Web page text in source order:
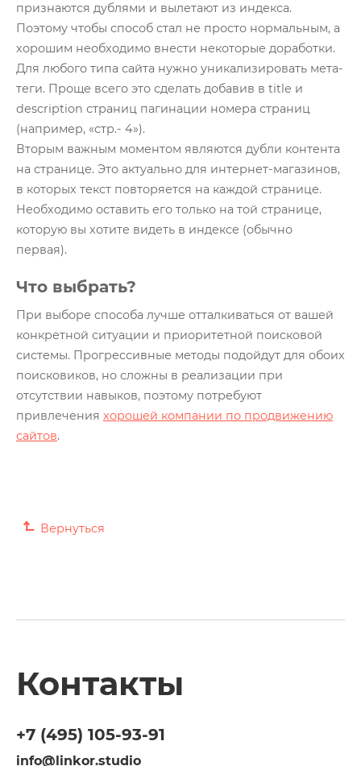
признаются дублями и вылетают из индекса.
Поэтому чтобы способ стал не просто нормальным, а
хорошим необходимо внести некоторые доработки.
Для любого типа сайта нужно уникализировать мета-
теги. Проще всего это сделать добавив в title и
description страниц пагинации номера страниц
(например, «стр.- 4»).
Вторым важным моментом являются дубли контента
на странице. Это актуально для интернет-магазинов,
в которых текст повторяется на каждой странице.
Необходимо оставить его только на той странице,
которую вы хотите видеть в индексе (обычно
первая).
Что выбрать?
При выборе способа лучше отталкиваться от вашей
конкретной ситуации и приоритетной поисковой
системы. Прогрессивные методы подойдут для обоих
поисковиков, но сложны в реализации при
отсутствии навыков, поэтому потребуют
привлечения хорошей компании по продвижению
сайтов.
Вернуться
Контакты
+7 (495) 105-93-91
info@linkor.studio